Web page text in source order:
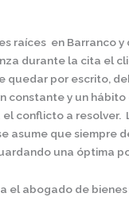
raíces en Barrancoy
durante la cita el
quedar por escrito,
constante y un hábito
conflicto a resolver.
asume que siempre
una óptima
el abogado de